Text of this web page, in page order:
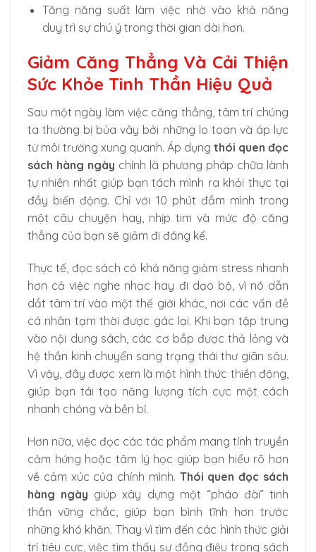
Tăng năng suất làm việc nhờ vào khả năng
duy trì sự chú ý trong thời gian dài hơn.
Giảm Căng Thẳng Và Cải Thiện
Sức Khỏe Tinh Thần Hiệu Quả
Sau một ngày làm việc căng thẳng, tâm trí chúng
ta thường bị bủa vây bởi những lo toan và áp lực
từ môi trường xung quanh. Áp dụng thói quen đọc
sách hàng ngày chính là phương pháp chữa lành
tự nhiên nhất giúp bạn tách mình ra khỏi thực tại
đầy biến động. Chỉ với 10 phút đắm mình trong
một câu chuyện hay, nhịp tim và mức độ căng
thẳng của bạn sẽ giảm đi đáng kể.
Thực tế, đọc sách có khả năng giảm stress nhanh
hơn cả việc nghe nhạc hay đi dạo bộ, vì nó dẫn
dắt tâm trí vào một thế giới khác, nơi các vấn đề
cá nhân tạm thời được gác lại. Khi bạn tập trung
vào nội dung sách, các cơ bắp được thả lỏng và
hệ thần kinh chuyển sang trạng thái thư giãn sâu.
Vì vậy, đây được xem là một hình thức thiền động,
giúp bạn tái tạo năng lượng tích cực một cách
nhanh chóng và bền bỉ.
Hơn nữa, việc đọc các tác phẩm mang tính truyền
cảm hứng hoặc tâm lý học giúp bạn hiểu rõ hơn
về cảm xúc của chính mình. Thói quen đọc sách
hàng ngày giúp xây dựng một “pháo đài” tinh
thần vững chắc, giúp bạn bình tĩnh hơn trước
những khó khăn. Thay vì tìm đến các hình thức giải
trí tiêu cực, việc tìm thấy sự đồng điệu trong sách